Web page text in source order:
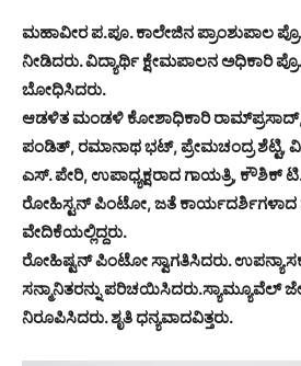
ಮಹಾವೀರ ಪ.ಪೂ. ಕಾಲೇಜಿನ ಪ್ರಾಂಶುಪಾಲ
ನೀಡಿದರು. ವಿದ್ಯಾರ್ಥಿ ಕ್ಷೇಮಪಾಲನ ಅಧಿಕಾರಿ
ಬೋಧಿಸಿದರು.
ಆಡಳಿತ ಮಂಡಳಿ ಕೋಶಾಧಿಕಾರಿ ರಾಮ್‌ಪ್ರಸಾದ್,
ಪಂಡಿತ್, ರಮಾನಾಥ ಭಟ್, ಪ್ರೇಮಚಂದ್ರ ಶೆಟ್ಟಿ,
ಎಸ್. ಪೇರಿ, ಉಪಾಧ್ಯಕ್ಷರಾದ ಗಾಯತ್ರಿ, ಕೌಶಿಕ್
ರೋಹಿಸ್ಟನ್ ಪಿಂಟೋ, ಜತೆ ಕಾರ್ಯದರ್ಶಿಗಳಾದ
ವೇದಿಕೆಯಲ್ಲಿದ್ದರು.
ರೋಹಿಷ್ಟನ್ ಪಿಂಟೋ ಸ್ವಾಗತಿಸಿದರು.
ಸನ್ಮಾನಿತರನ್ನು ಪರಿಚಯಿಸಿದರು.ಸ್ಯಾಮ್ಯೂವೆಲ್
ನಿರೂಪಿಸಿದರು. ಶೃತಿ ಧನ್ಯವಾದವಿತ್ತರು.